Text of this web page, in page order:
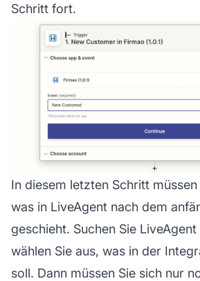
Schritt fort.
In diesem letzten Schritt müssen
was in LiveAgent nach dem
geschieht. Suchen Sie LiveAgent
wählen Sie aus, was in der
soll. Dann müssen Sie sich nur